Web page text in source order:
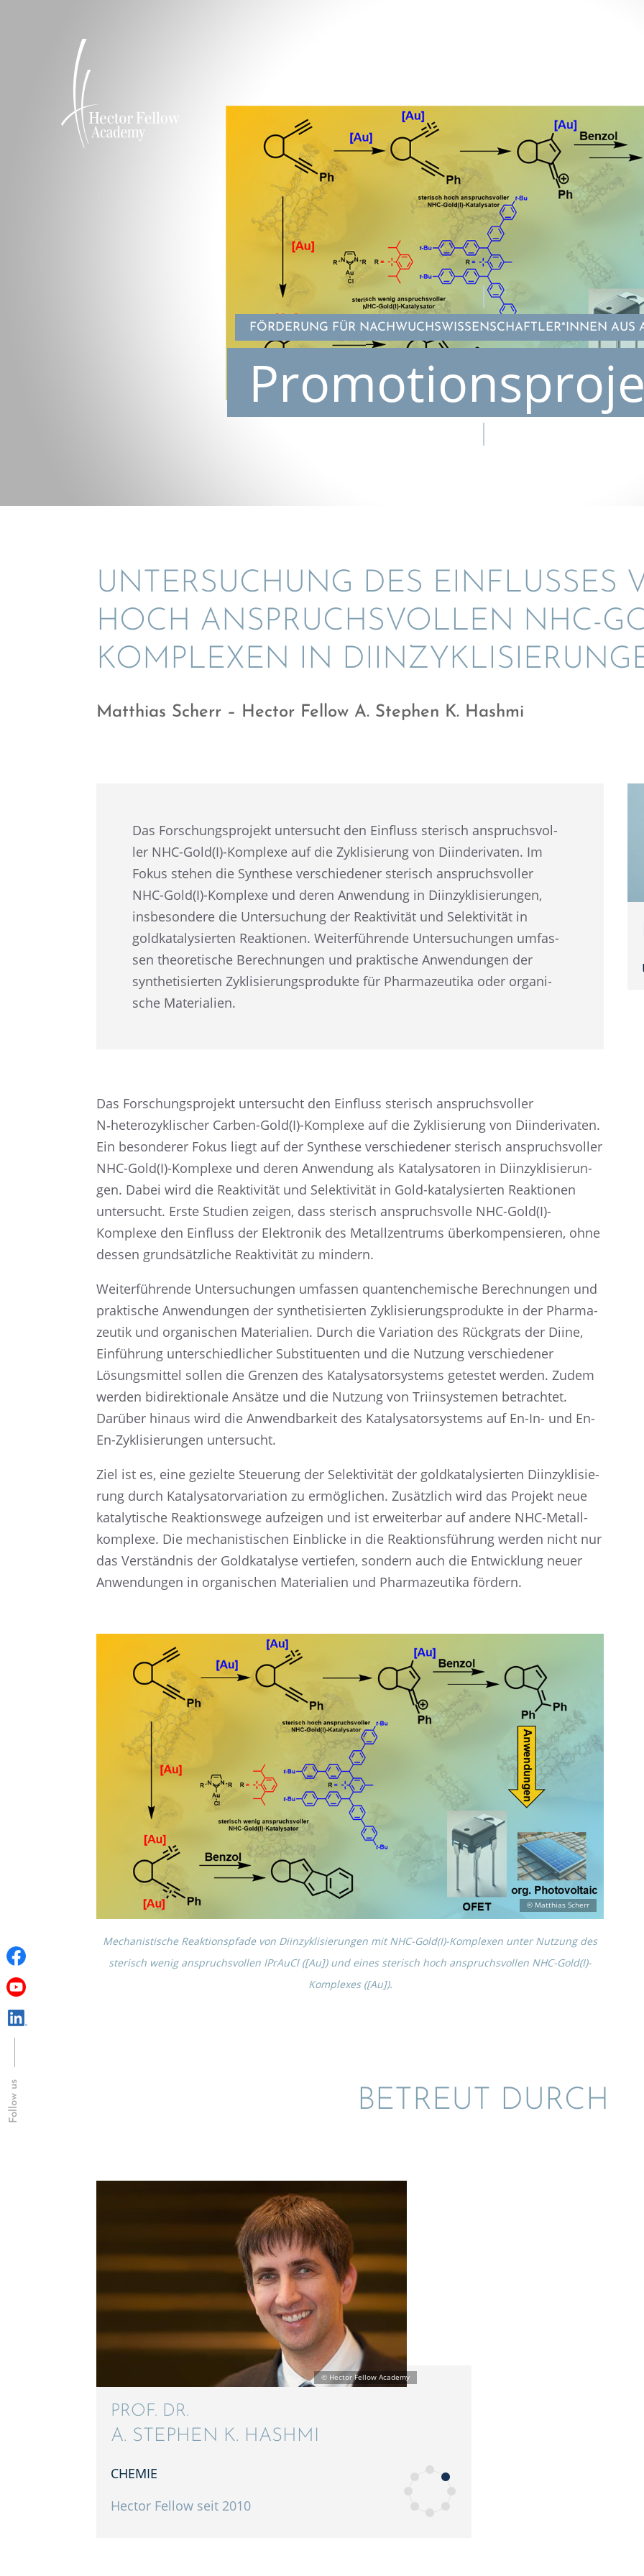
FÖRDERUNG FÜR NACHWUCHSWISSENSCHAFTLER*INNEN AUS
UNTER­SU­CHUNG DES EINFLUS­SES
HOCH ANSPRUCHS­VOL­LEN NHC-
KOMPLEXEN IN
Matthias Scherr – Hector Fellow A. Stephen K. Hashmi
Das Forschungs­pro­jekt unter­sucht den Einfluss sterisch anspruchs­vol­
ler NHC-Gold(I)-Komplexe auf die Zykli­sie­rung von Diinde­ri­va­ten. Im
Fokus stehen die Synthese verschie­de­ner sterisch anspruchs­vol­ler
NHC-Gold(I)-Komplexe und deren Anwen­dung in Diinzy­kli­sie­run­gen,
insbe­son­dere die Unter­su­chung der Reakti­vi­tät und Selek­ti­vi­tät in
goldka­ta­ly­sier­ten Reaktio­nen. Weiter­füh­rende Unter­su­chun­gen umfas­
sen theore­ti­sche Berech­nun­gen und prakti­sche Anwen­dun­gen der
synthe­ti­sier­ten Zykli­sie­rungs­pro­dukte für Pharma­zeu­tika oder organi­
sche Materialien.
Das Forschungs­pro­jekt unter­sucht den Einfluss sterisch anspruchs­vol­ler
N‑heterozyklischer Carben-Gold(I)-Komplexe auf die Zykli­sie­rung von Diinde­ri­va­ten.
Ein beson­de­rer Fokus liegt auf der Synthese verschie­de­ner sterisch anspruchs­vol­ler
NHC-Gold(I)-Komplexe und deren Anwen­dung als Kataly­sa­to­ren in Diinzy­kli­sie­run­
gen. Dabei wird die Reakti­vi­tät und Selek­ti­vi­tät in Gold-kataly­sier­ten Reaktio­nen
unter­sucht. Erste Studien zeigen, dass sterisch anspruchs­volle NHC-Gold(I)-
Komplexe den Einfluss der Elektro­nik des Metall­zen­trums überkom­pen­sie­ren, ohne
dessen grund­sätz­li­che Reakti­vi­tät zu mindern.
Weiter­füh­rende Unter­su­chun­gen umfas­sen quanten­che­mi­sche Berech­nun­gen und
prakti­sche Anwen­dun­gen der synthe­ti­sier­ten Zykli­sie­rungs­pro­dukte in der Pharma­
zeu­tik und organi­schen Materia­lien. Durch die Varia­tion des Rückgrats der Diine,
Einfüh­rung unter­schied­li­cher Substi­tu­en­ten und die Nutzung verschie­de­ner
Lösungs­mit­tel sollen die Grenzen des Kataly­sa­tor­sys­tems getes­tet werden. Zudem
werden bidirek­tio­nale Ansätze und die Nutzung von Triin­sys­te­men betrach­tet.
Darüber hinaus wird die Anwend­bar­keit des Kataly­sa­tor­sys­tems auf En-In- und En-
En-Zykli­sie­run­gen untersucht.
Ziel ist es, eine gezielte Steue­rung der Selek­ti­vi­tät der goldka­ta­ly­sier­ten Diinzy­kli­sie­
rung durch Kataly­sa­tor­va­ria­tion zu ermög­li­chen. Zusätz­lich wird das Projekt neue
kataly­ti­sche Reakti­ons­wege aufzei­gen und ist erwei­ter­bar auf andere NHC-Metall­
kom­plexe. Die mecha­nis­ti­schen Einbli­cke in die Reakti­ons­füh­rung werden nicht nur
das Verständ­nis der Goldka­ta­lyse vertie­fen, sondern auch die Entwick­lung neuer
Anwen­dun­gen in organi­schen Materia­lien und Pharma­zeu­tika fördern.
Mecha­nis­ti­sche Reakti­ons­pfade von Diinzy­kli­sie­run­gen mit NHC-Gold(I)-Komplexen unter Nutzung des
sterisch wenig anspruchs­vol­len IPrAuCl ([Au]) und eines sterisch hoch anspruchs­vol­len NHC-Gold(I)-
Komplexes ([Au]).
BETREUT DURCH
PROF. DR.
A. STEPHEN K. HASHMI
CHEMIE
Hector Fellow seit 2010
Follow us